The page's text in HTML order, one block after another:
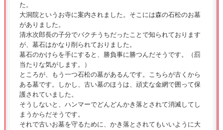
た。
大洞院というお寺に案内されました。そこには森の石松のお墓
がありました。
清水次郎長の子分でバクチうちだったことで知られております
が、墓石はかなり削られておりました。
墓石のかけらを手にすると、勝負事に勝つんだそうです。（罰
当たりな気がします。）
ところが、もう一つ石松の墓があるんです。こちらが古くから
ある墓です。しかし、古い墓のほうは、頑丈な金網で囲って保
護されていました。
そうしないと、ハンマーでどんどんかき落とされて消滅してし
まうからだそうです。
それで古いお墓を守るために、かき落とされてもいいように大